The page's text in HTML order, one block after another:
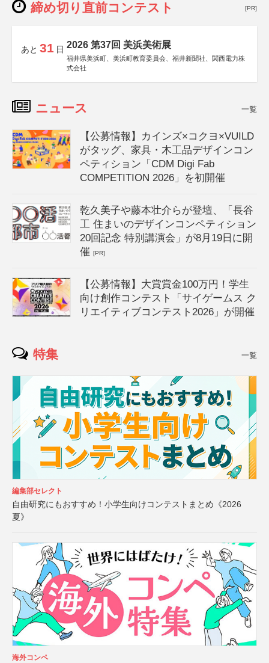
締め切り直前コンテスト [PR]
あと 31 日 2026 第37回 美浜美術展
福井県美浜町、美浜町教育委員会、福井新聞社、関西電力株
式会社
ニュース 一覧
【公募情報】カインズ×コクヨ×VUILD
がタッグ、家具・木工品デザインコン
ペティション「CDM Digi Fab
COMPETITION 2026」を初開催
乾久美子や藤本壮介らが登壇、「長谷
工 住まいのデザインコンペティション
20回記念 特別講演会」が8月19日に開
催[PR]
【公募情報】大賞賞金100万円！学生
向け創作コンテスト「サイゲームス ク
リエイティブコンテスト2026」が開催
特集 一覧
編集部セレクト
自由研究にもおすすめ！小学生向けコンテストまとめ《2026
夏》
海外コンペ